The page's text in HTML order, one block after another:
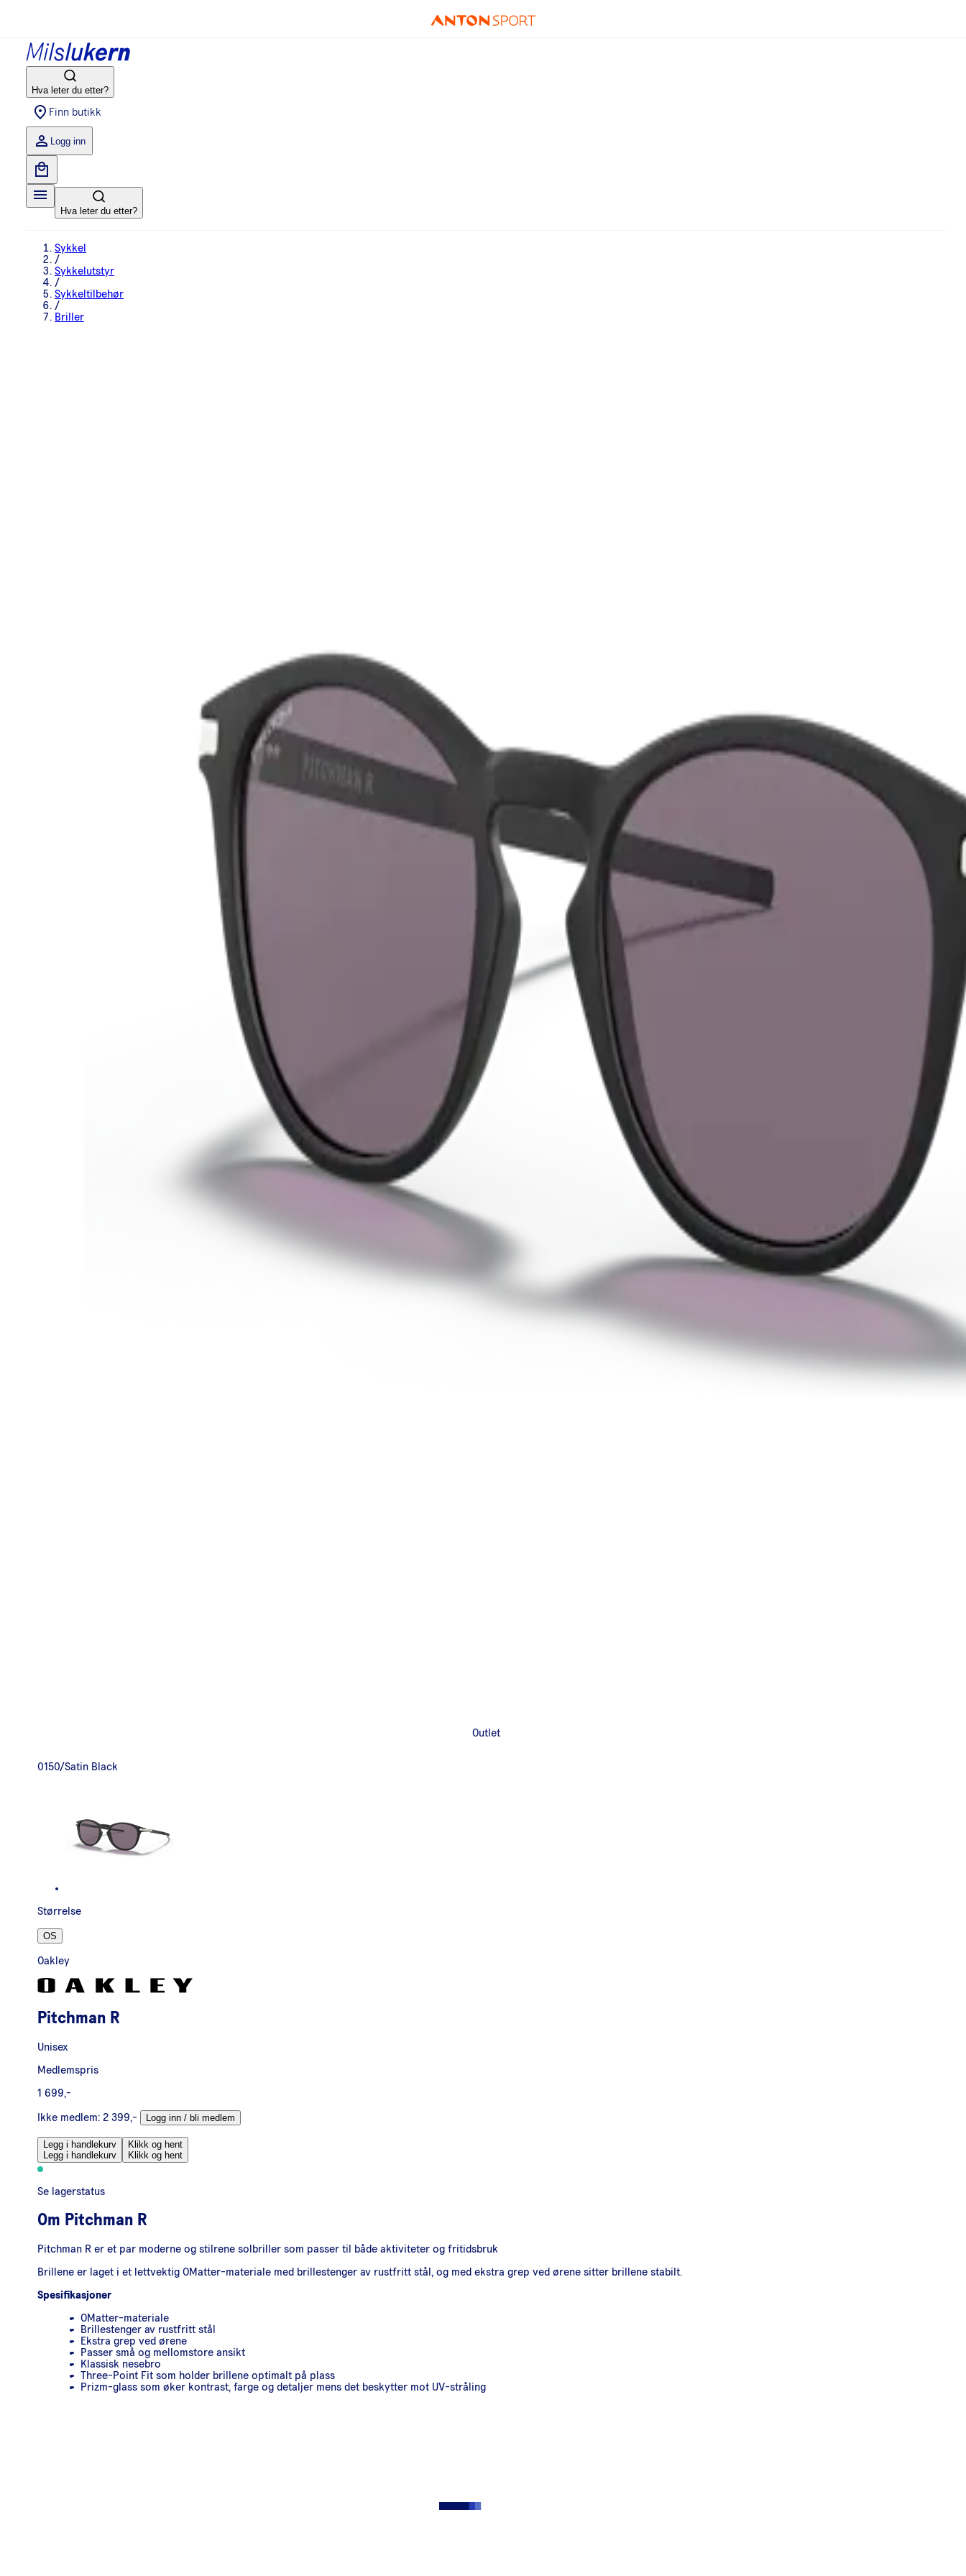
Hva leter du etter?
Finn butikk
Logg inn
Hva leter du etter?
Sykkel
/
Sykkelutstyr
/
Sykkeltilbehør
/
Briller
Outlet
0150/Satin Black
Størrelse
OS
Oakley
Pitchman R
Unisex
Medlemspris
1 699,-
Ikke medlem: 2 399,- Logg inn / bli medlem
Legg i handlekurv
Legg i handlekurv
Klikk og hent
Klikk og hent
Se lagerstatus
Om Pitchman R
Pitchman R er et par moderne og stilrene solbriller som passer til både aktiviteter og fritidsbruk
Brillene er laget i et lettvektig OMatter-materiale med brillestenger av rustfritt stål, og med ekstra grep ved ørene sitter brillene stabilt.
Spesifikasjoner
OMatter-materiale
Brillestenger av rustfritt stål
Ekstra grep ved ørene
Passer små og mellomstore ansikt
Klassisk nesebro
Three-Point Fit som holder brillene optimalt på plass
Prizm-glass som øker kontrast, farge og detaljer mens det beskytter mot UV-stråling